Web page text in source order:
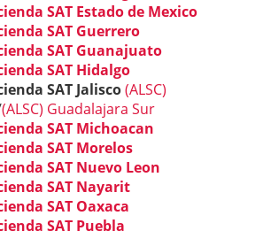
SAT Estado de Mexico
SAT Guerrero
SAT Guanajuato
SAT Hidalgo
SAT Jalisco(ALSC)
(ALSC) Guadalajara Sur
SAT Michoacan
SAT Morelos
SAT Nuevo Leon
SAT Nayarit
SAT Oaxaca
SAT Puebla